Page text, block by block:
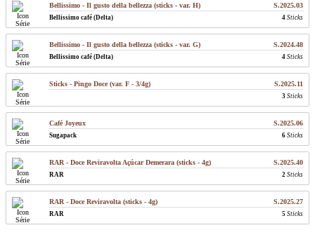
Bellissimo - Il gusto della bellezza (sticks - var. H) S.2025.03
Bellissimo café (Delta) 4 Sticks
Bellissimo - Il gusto della bellezza (sticks - var. G) S.2024.48
Bellissimo café (Delta) 4 Sticks
Sticks - Pingo Doce (var. F - 3/4g) S.2025.11
3 Sticks
Café Joyeux S.2025.06
Sugapack 6 Sticks
RAR - Doce Reviravolta Açúcar Demerara (sticks - 4g) S.2025.40
RAR 2 Sticks
RAR - Doce Reviravolta (sticks - 4g) S.2025.27
RAR 5 Sticks